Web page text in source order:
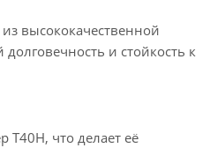
высококачественной
и стойкость к
T40H, что делает её